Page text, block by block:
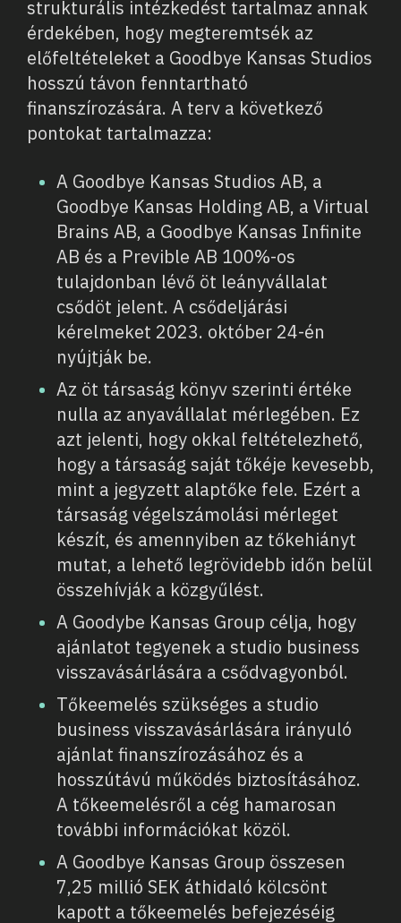
strukturális intézkedést tartalmaz annak
érdekében, hogy megteremtsék az
előfeltételeket a Goodbye Kansas Studios
hosszú távon fenntartható
finanszírozására. A terv a következő
pontokat tartalmazza:
A Goodbye Kansas Studios AB, a
Goodbye Kansas Holding AB, a Virtual
Brains AB, a Goodbye Kansas Infinite
AB és a Previble AB 100%-os
tulajdonban lévő öt leányvállalat
csődöt jelent. A csődeljárási
kérelmeket 2023. október 24-én
nyújtják be.
Az öt társaság könyv szerinti értéke
nulla az anyavállalat mérlegében. Ez
azt jelenti, hogy okkal feltételezhető,
hogy a társaság saját tőkéje kevesebb,
mint a jegyzett alaptőke fele. Ezért a
társaság végelszámolási mérleget
készít, és amennyiben az tőkehiányt
mutat, a lehető legrövidebb időn belül
összehívják a közgyűlést.
A Goodybe Kansas Group célja, hogy
ajánlatot tegyenek a studio business
visszavásárlására a csődvagyonból.
Tőkeemelés szükséges a studio
business visszavásárlására irányuló
ajánlat finanszírozásához és a
hosszútávú működés biztosításához.
A tőkeemelésről a cég hamarosan
további információkat közöl.
A Goodbye Kansas Group összesen
7,25 millió SEK áthidaló kölcsönt
kapott a tőkeemelés befejezéséig